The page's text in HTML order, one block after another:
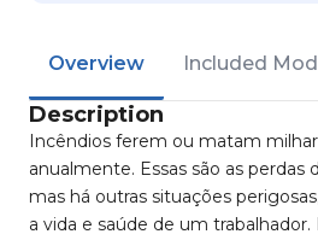
Overview Included
Description
Incêndios ferem ou matam
anualmente. Essas são as perdas
mas há outras situações
a vida e saúde de um trabalhador.